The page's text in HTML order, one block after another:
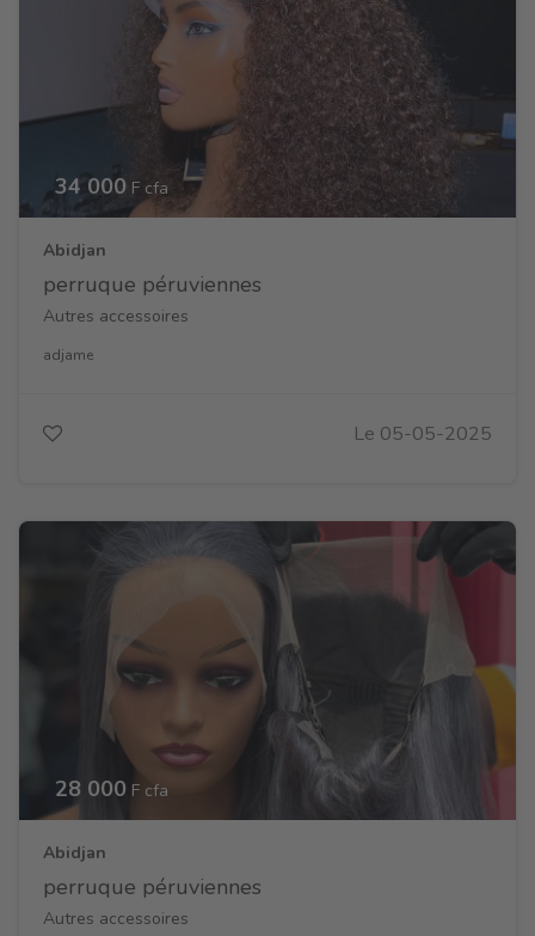
34 000 F cfa
Abidjan
perruque péruviennes
Autres accessoires
adjame
Le 05-05-2025
28 000 F cfa
Abidjan
perruque péruviennes
Autres accessoires